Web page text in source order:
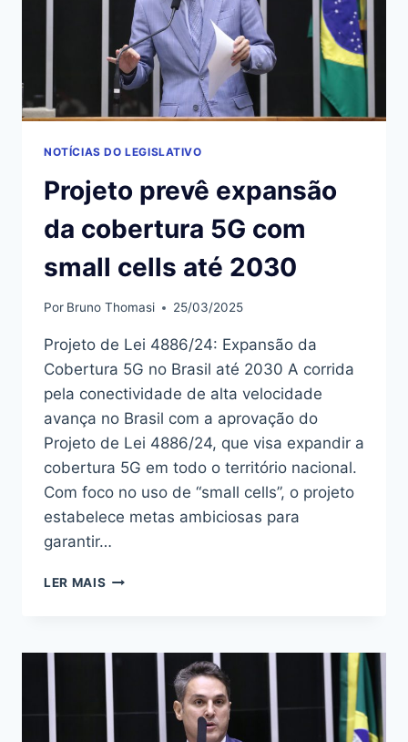
NOTÍCIAS DO LEGISLATIVO
Projeto prevê expansão
da cobertura 5G com
small cells até 2030
Por Bruno Thomasi 25/03/2025
Projeto de Lei 4886/24: Expansão da
Cobertura 5G no Brasil até 2030 A corrida
pela conectividade de alta velocidade
avança no Brasil com a aprovação do
Projeto de Lei 4886/24, que visa expandir a
cobertura 5G em todo o território nacional.
Com foco no uso de “small cells”, o projeto
estabelece metas ambiciosas para
garantir…
LER MAIS PROJETO
COBERTURA
5G
COM
SMALL
CELLS